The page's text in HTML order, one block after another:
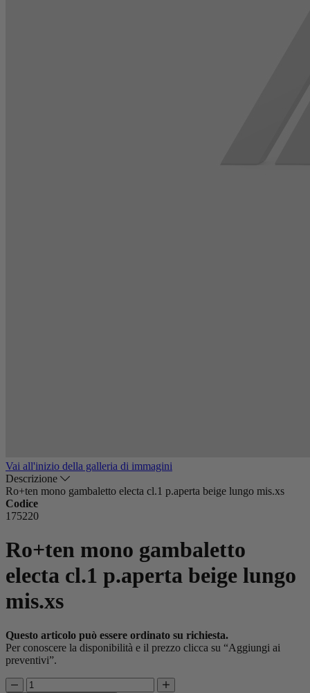
Vai all'inizio della galleria di immagini
Descrizione
Ro+ten mono gambaletto electa cl.1 p.aperta beige lungo mis.xs
Codice
175220
Ro+ten mono gambaletto
electa cl.1 p.aperta beige lungo
mis.xs
Questo articolo può essere ordinato su richiesta.
Per conoscere la disponibilità e il prezzo clicca su “Aggiungi ai
preventivi”.